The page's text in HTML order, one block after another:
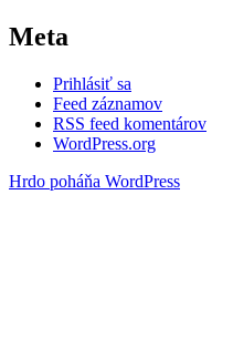
Meta
Prihlásiť sa
Feed záznamov
RSS feed komentárov
WordPress.org
Hrdo poháňa WordPress